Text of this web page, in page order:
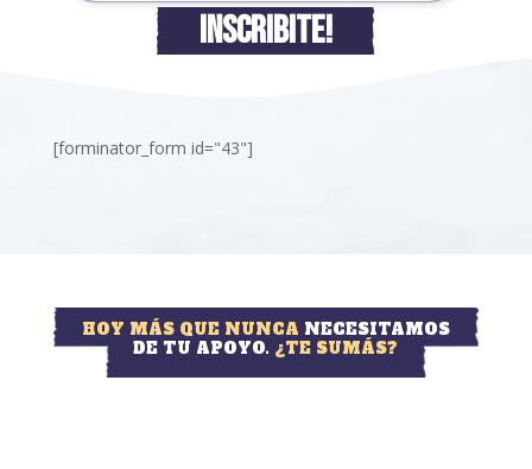
INSCRIBITE!
[forminator_form id="43"]
HOY MÁS QUE NUNCA NECESITAMOS
DE TU APOYO. ¿TE SUMÁS?